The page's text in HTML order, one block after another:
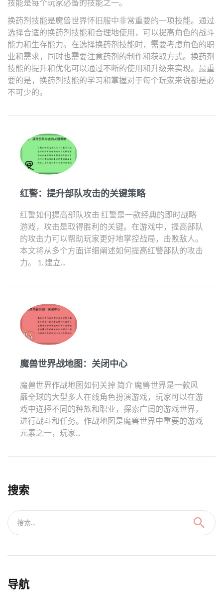
技能是每个玩家必备的技能之一。
换药剂技能是魔兽世界怀旧服中非常重要的一项技能。通过
选择合适的换药剂技能和合理地使用，可以提高角色的战斗
能力和生存能力。在选择换药剂技能时，需要考虑角色的职
业和需求，同时也需要注意药剂的制作和获取方式。换药剂
技能的提升和优化可以通过不断的使用和升级来实现。最重
要的是，换药剂技能的学习和掌握对于每个玩家来说都是必
不可少的。
红警：提升部队攻击的关键策略
红警如何提高部队攻击 红警是一款经典的即时战略
游戏，攻击是取得胜利的关键。在游戏中，提高部队
的攻击力可以帮助玩家更好地掌控战局，击败敌人。
本文将从多个方面详细阐述如何提高红警部队的攻击
力。 1. 建立...
魔兽世界战地图：关闭中心
魔兽世界作战地图如何关掉 简介 魔兽世界是一款风
靡全球的大型多人在线角色扮演游戏，玩家可以在游
戏中选择不同的种族和职业，探索广阔的游戏世界，
进行战斗和任务。作战地图是魔兽世界中重要的游戏
元素之一，玩家...
搜索
搜索...
导航